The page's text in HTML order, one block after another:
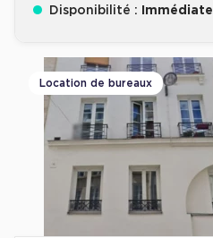
Disponibilité : Immédiate
Location de bureaux